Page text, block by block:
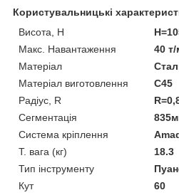
Користувальницькі
Висота, H
Макс. Навантаження
40
Матеріал
Матеріал виготовлення
C45
Радіус, R
Сегментація
Система кріплення
Т. вага (кг)
18.3
Тип інструменту
Кут
60